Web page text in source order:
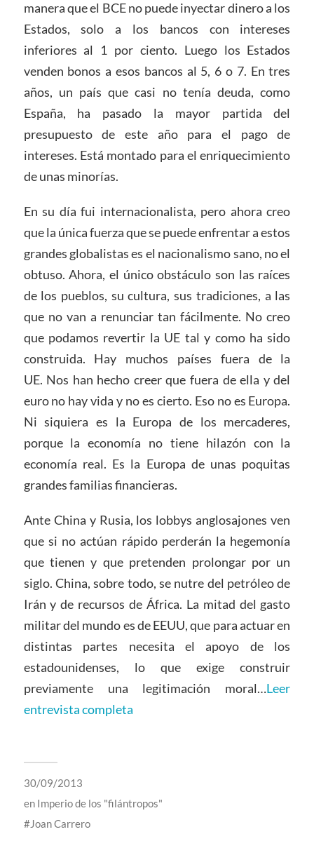
manera que el BCE no puede inyectar dinero a los
Estados, solo a los bancos con intereses
inferiores al 1 por ciento. Luego los Estados
venden bonos a esos bancos al 5, 6 o 7. En tres
años, un país que casi no tenía deuda, como
España, ha pasado la mayor partida del
presupuesto de este año para el pago de
intereses. Está montado para el enriquecimiento
de unas minorías.
En su día fui internacionalista, pero ahora creo
que la única fuerza que se puede enfrentar a estos
grandes globalistas es el nacionalismo sano, no el
obtuso. Ahora, el único obstáculo son las raíces
de los pueblos, su cultura, sus tradiciones, a las
que no van a renunciar tan fácilmente. No creo
que podamos revertir la UE tal y como ha sido
construida. Hay muchos países fuera de la
UE. Nos han hecho creer que fuera de ella y del
euro no hay vida y no es cierto. Eso no es Europa.
Ni siquiera es la Europa de los mercaderes,
porque la economía no tiene hilazón con la
economía real. Es la Europa de unas poquitas
grandes familias financieras.
Ante China y Rusia, los lobbys anglosajones ven
que si no actúan rápido perderán la hegemonía
que tienen y que pretenden prolongar por un
siglo. China, sobre todo, se nutre del petróleo de
Irán y de recursos de África. La mitad del gasto
militar del mundo es de EEUU, que para actuar en
distintas partes necesita el apoyo de los
estadounidenses, lo que exige construir
previamente una legitimación moral…Leer
entrevista completa
30/09/2013
en Imperio de los "filántropos"
Joan Carrero